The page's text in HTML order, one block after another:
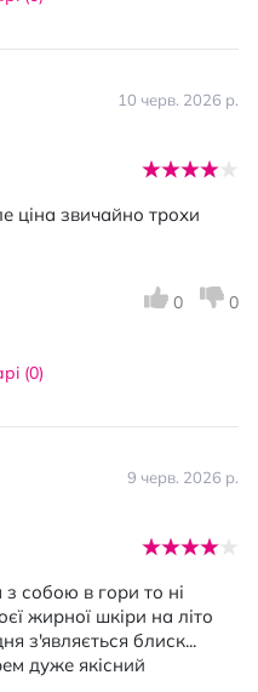
10 черв. 2026 р.
ціна звичайно трохи
(0)
0 0
9 черв. 2026 р.
собою в гори то ні
жирної шкіри на літо
з'являється блиск...
дуже якісний